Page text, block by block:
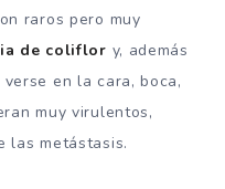
raros pero muy
de coliflor y, además
en la cara, boca,
muy virulentos,
las metástasis.